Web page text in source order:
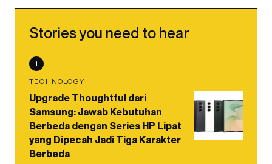
Stories you need to hear
1
TECHNOLOGY
Upgrade Thoughtful dari
Samsung: Jawab Kebutuhan
Berbeda dengan Series HP Lipat
yang Dipecah Jadi Tiga Karakter
Berbeda